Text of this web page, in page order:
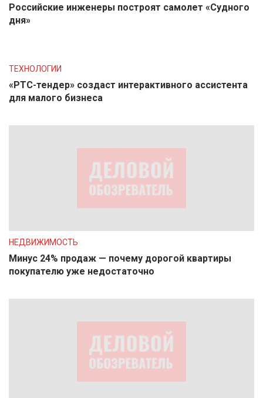
Российские инженеры построят самолет «Судного
дня»
ТЕХНОЛОГИИ
«РТС-тендер» создаст интерактивного ассистента
для малого бизнеса
НЕДВИЖИМОСТЬ
Минус 24% продаж — почему дорогой квартиры
покупателю уже недостаточно